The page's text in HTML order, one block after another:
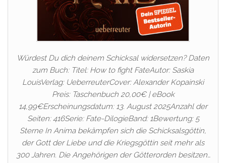
Würdest Du dich deinem Schicksal widersetzen? Daten
zum Buch: Titel: How to fight FateAutor: Saskia
LouisVerlag: UeberreuterCover: Alexander Kopainski
Preis: Taschenbuch 20,00€ | eBook
14,99€Erscheinungsdatum: 13. August 2025Anzahl der
Seiten: 416Serie: Fate-DilogieBand: 1Bewertung: 5
Sterne In Anima bekämpfen sich die Schicksalsgöttin,
der Gott der Liebe und die Kriegsgöttin seit mehr als
300 Jahren. Die Angehörigen der Götterorden besitzen…